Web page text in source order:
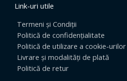
Link-uri utile
Termeni și Condiții
Politică de confidențialitate
Politică de utilizare a cookie-urilor
Livrare și modalități de plată
Politică de retur